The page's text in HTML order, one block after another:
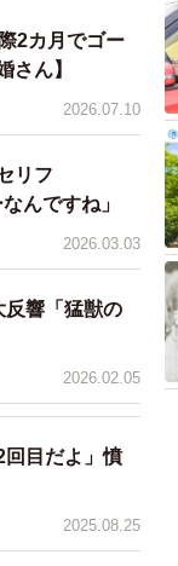
といい、人気の
よね。またが
んでいただい
2カ月でゴー
さん】
2026.07.10
リフ
んですね」
2026.03.03
反響「猛獣の
2026.02.05
回目だよ」憤
2025.08.25